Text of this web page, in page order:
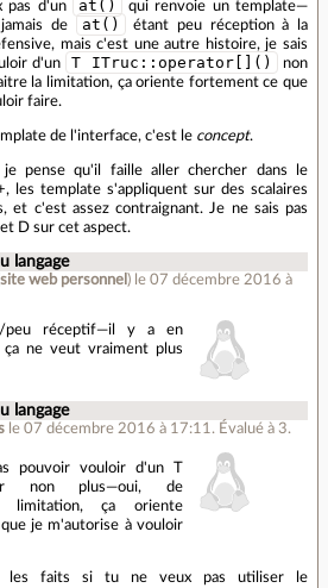
pas d'un
at()
qui renvoie un template—
de
at()
étant peu réception à la
mais c'est une autre histoire, je sais
d'un
T ITruc::operator[]()
non
la limitation, ça oriente fortement ce que
faire.
de l'interface, c'est le concept.
je pense qu'il faille aller chercher dans le
les template s'appliquent sur des scalaires
et c'est assez contraignant. Je ne sais pas
D sur cet aspect.
langage
site web personnel ) le 07 décembre 2016 à
peu réceptif—il y a en
ça ne veut vraiment plus
langage
le 07 décembre 2016 à 17:11 . Évalué à 3.
pouvoir vouloir d'un T
non plus—oui, de
limitation, ça oriente
je m'autorise à vouloir
les faits si tu ne veux pas utiliser le